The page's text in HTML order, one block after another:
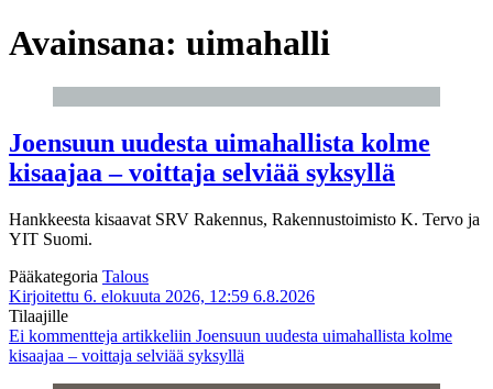
Avainsana: uimahalli
Joensuun uudesta uimahallista kolme
kisaajaa – voittaja selviää syksyllä
Hankkeesta kisaavat SRV Rakennus, Rakennustoimisto K. Tervo ja
YIT Suomi.
Pääkategoria Talous
Kirjoitettu 6. elokuuta 2026, 12:59 6.8.2026
Tilaajille
Ei kommentteja artikkeliin Joensuun uudesta uimahallista kolme
kisaajaa – voittaja selviää syksyllä